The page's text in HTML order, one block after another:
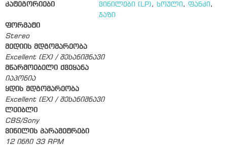
კატეგორიები ვინილები (LP), სოული, ფანკი,
ჯაზი
ფორმატი
Stereo
მედიის მდგომარეობა
Excellent (EX) / შესანიშნავი
მწარმოებელი ქვეყანა
იაპონია
ყდის მდგომარეობა
Excellent (EX) / შესანიშნავი
ლეიბლი
CBS/Sony
ვინილის პარამეტრები
12 ინჩი 33 RPM